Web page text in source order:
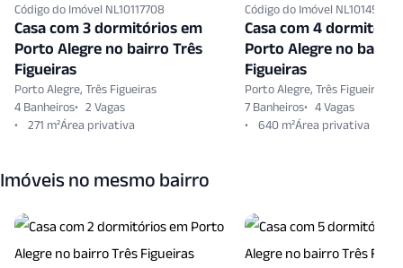
Código do Imóvel NL10117708
Casa com 3 dormitórios em
Porto Alegre no bairro Três
Figueiras
Porto Alegre, Três Figueiras
4 Banheiros
2 Vagas
271 m²
Código do Imóvel NL10145839
Casa com 4
Porto Alegre no bairro
Figueiras
Porto Alegre, Três Figueiras
7 Banheiros
4 Vagas
640 m²
Imóveis no mesmo bairro